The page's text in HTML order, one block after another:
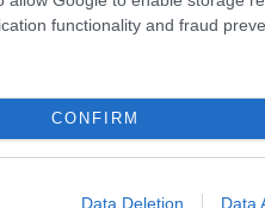
functionality and fraud
CONFIRM
Data Deletion Data